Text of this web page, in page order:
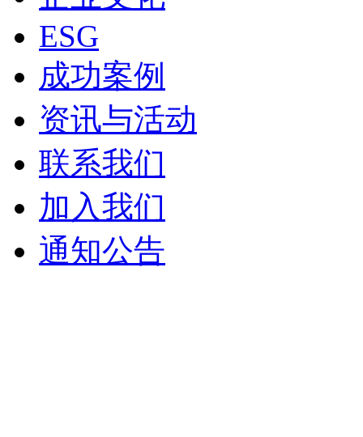
ESG
成功案例
资讯与活动
联系我们
加入我们
通知公告